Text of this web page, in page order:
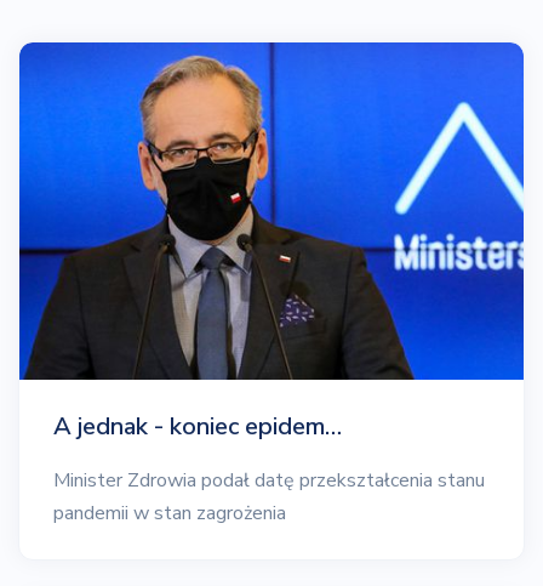
A jednak - koniec epidem…
Minister Zdrowia podał datę przekształcenia stanu
pandemii w stan zagrożenia